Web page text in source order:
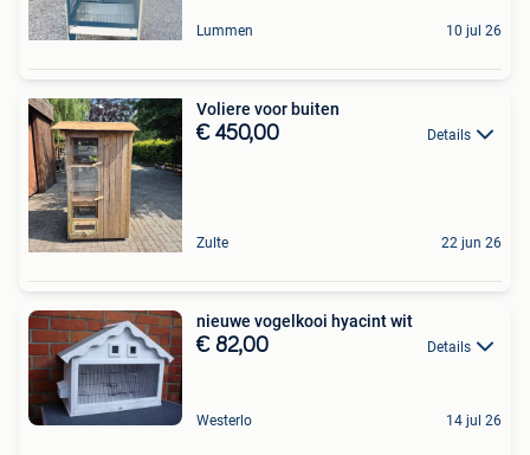
Lummen 10 jul 26
Voliere voor buiten
€ 450,00 Details
Zulte 22 jun 26
nieuwe vogelkooi hyacint wit
€ 82,00 Details
Westerlo 14 jul 26